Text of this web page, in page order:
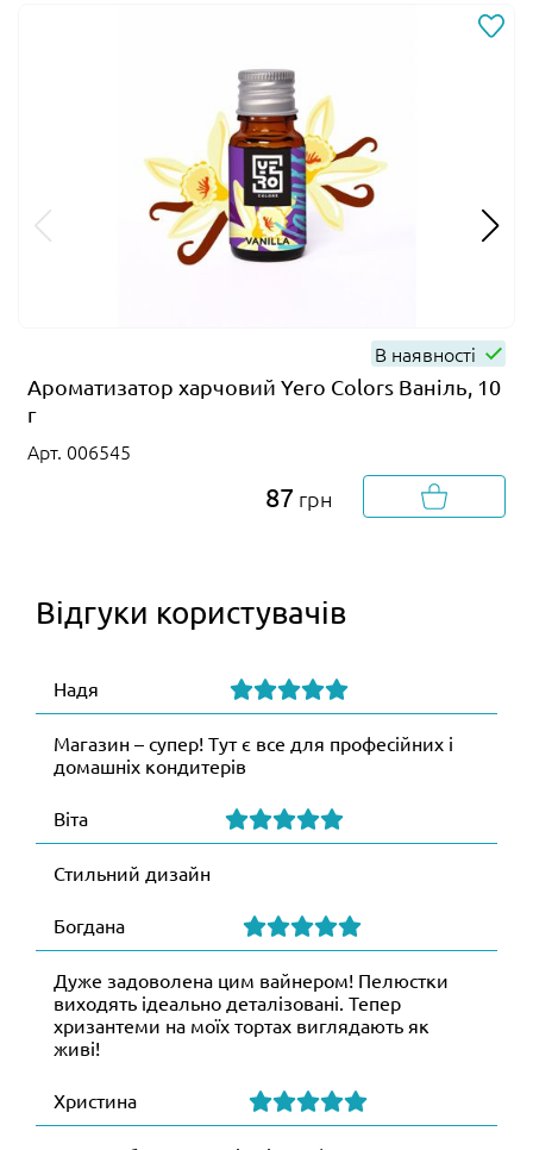
В наявності
Ароматизатор харчовий Yero Colors Ваніль, 10
г
Арт. 006545
87 грн
Відгуки користувачів
Надя
Магазин – супер! Тут є все для професійних і
домашніх кондитерів
Віта
Стильний дизайн
Богдана
Дуже задоволена цим вайнером! Пелюстки
виходять ідеально деталізовані. Тепер
хризантеми на моїх тортах виглядають як
живі!
Христина